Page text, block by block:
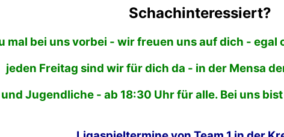
Schachinteressiert?
mal bei uns vorbei - wir freuen uns auf dich - egal
jeden Freitag sind wir für dich da - in der Mensa
Jugendliche - ab 18:30 Uhr für alle. Bei uns